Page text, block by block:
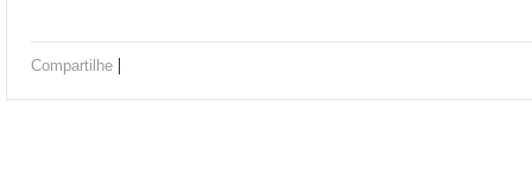
Compartilhe |